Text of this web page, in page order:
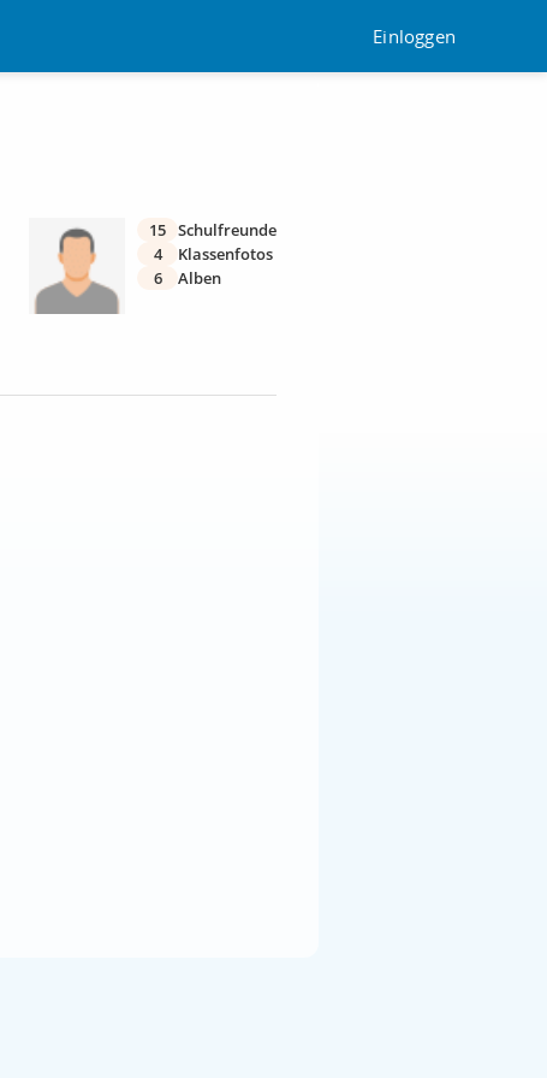
Einloggen
15 Schulfreunde
4
Klassenfotos
6
Alben